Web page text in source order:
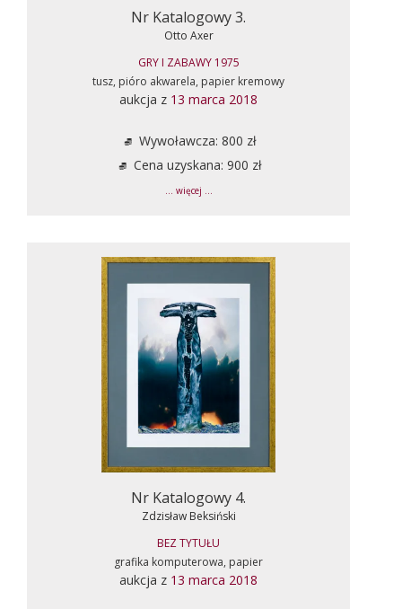
Nr Katalogowy 3.
Otto Axer
GRY I ZABAWY 1975
tusz, pióro akwarela, papier kremowy
aukcja z 13 marca 2018
Wywoławcza: 800 zł
Cena uzyskana: 900 zł
... więcej ...
Nr Katalogowy 4.
Zdzisław Beksiński
BEZ TYTUŁU
grafika komputerowa, papier
aukcja z 13 marca 2018